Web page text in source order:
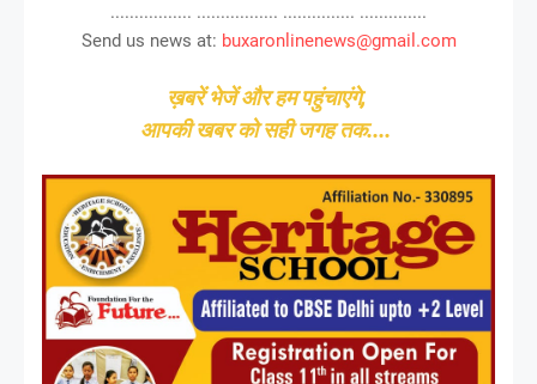
................. ................. ............... ..............
Send us news at: buxaronlinenews@gmail.com
ख़बरें भेजें और हम पहुंचाएंगे,
आपकी खबर को सही जगह तक....